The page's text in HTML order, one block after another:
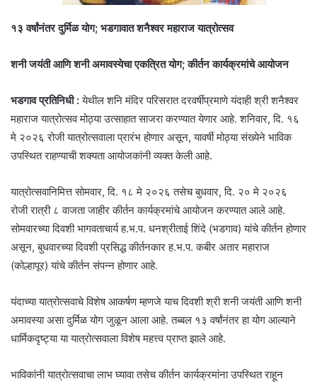
१३ वर्षांनंतर दुर्मिळ योग; भडगावात शनैश्वर महाराज यात्रोत्सव
शनी जयंती आणि शनी अमावस्येचा एकत्रित योग; कीर्तन कार्यक्रमांचे आयोजन
भडगाव प्रतिनिधी :येथील शनि मंदिर परिसरात दरवर्षीप्रमाणे यंदाही श्री शनैश्वर
महाराज यात्रोत्सव मोठ्या उत्साहात साजरा करण्यात येणार आहे. शनिवार, दि. १६
मे २०२६ रोजी यात्रोत्सवाला प्रारंभ होणार असून, यावर्षी मोठ्या संख्येने भाविक
उपस्थित राहण्याची शक्यता आयोजकांनी व्यक्त केली आहे.
यात्रोत्सवानिमित्त सोमवार, दि. १८ मे २०२६ तसेच बुधवार, दि. २० मे २०२६
रोजी रात्री ८ वाजता जाहीर कीर्तन कार्यक्रमांचे आयोजन करण्यात आले आहे.
सोमवारच्या दिवशी भागवताचार्य ह.भ.प. धनश्रीताई शिंदे (भडगाव) यांचे कीर्तन होणार
असून, बुधवारच्या दिवशी प्रसिद्ध कीर्तनकार ह.भ.प. कबीर अतार महाराज
(कोल्हापूर) यांचे कीर्तन संपन्न होणार आहे.
यंदाच्या यात्रोत्सवाचे विशेष आकर्षण म्हणजे याच दिवशी श्री शनी जयंती आणि शनी
अमावस्या असा दुर्मिळ योग जुळून आला आहे. तब्बल १३ वर्षांनंतर हा योग आल्याने
धार्मिकदृष्ट्या या यात्रोत्सवाला विशेष महत्त्व प्राप्त झाले आहे.
भाविकांनी यात्रोत्सवाचा लाभ घ्यावा तसेच कीर्तन कार्यक्रमांना उपस्थित राहून